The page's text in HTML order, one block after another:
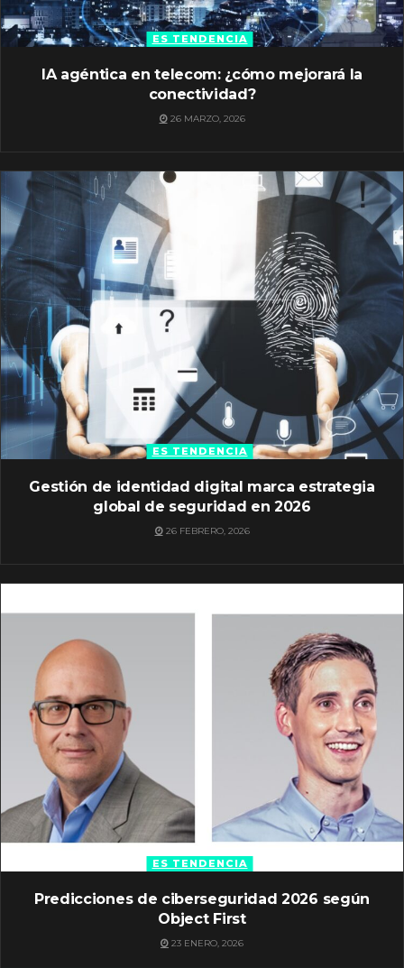
ES TENDENCIA
IA agéntica en telecom: ¿cómo mejorará la
conectividad?
26 MARZO, 2026
ES TENDENCIA
Gestión de identidad digital marca estrategia
global de seguridad en 2026
26 FEBRERO, 2026
ES TENDENCIA
Predicciones de ciberseguridad 2026 según
Object First
23 ENERO, 2026